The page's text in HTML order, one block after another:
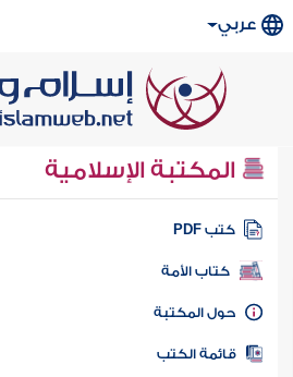
عربي
المكتبة الإسلامية
كتب PDF
كتاب الأمة
المكتبة